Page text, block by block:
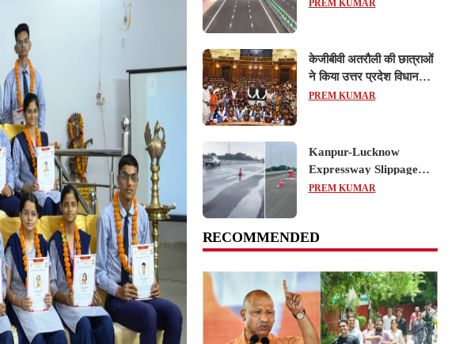
Expressway Issues
PREM KUMAR
केजीबीवी अतरौली की छात्राओं
ने किया उत्तर प्रदेश विधानसभा
का शैक्षिक भ्रमण, लोकतांत्रिक
PREM KUMAR
Kanpur-Lucknow
Expressway Slippage
Action: कानपुर-लखनऊ
और कंपनियों पर गिरी गाज,
PREM KUMAR
RECOMMENDED